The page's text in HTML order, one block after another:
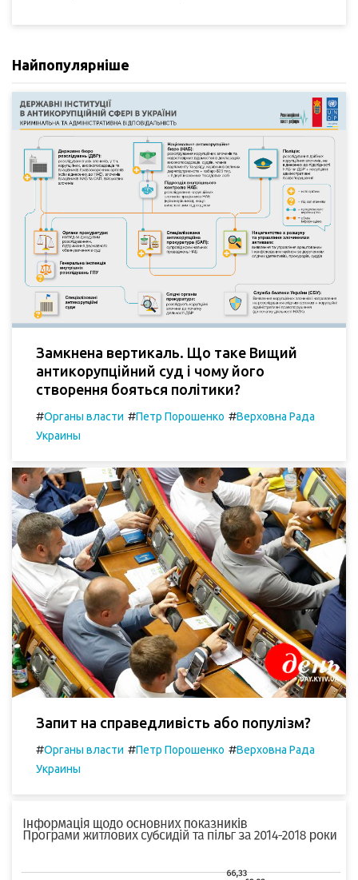
Найпопулярніше
Замкнена вертикаль. Що таке Вищий
антикорупційний суд і чому його
створення бояться політики?
#Органы власти #Петр Порошенко #Верховна Рада
Украины
Запит на справедливість або популізм?
#Органы власти #Петр Порошенко #Верховна Рада
Украины